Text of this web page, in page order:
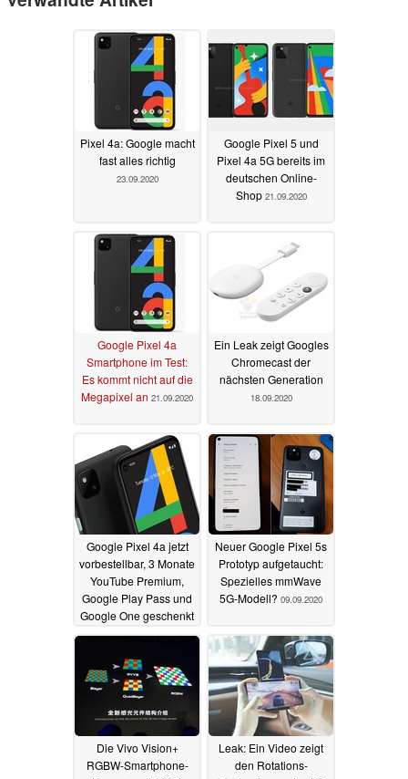
Pixel 4a: Google macht
fast alles richtig
23.09.2020
Google Pixel 5 und
Pixel 4a 5G bereits im
deutschen Online-
Shop 21.09.2020
Google Pixel 4a
Smartphone im Test:
Es kommt nicht auf die
Megapixel an 21.09.2020
Ein Leak zeigt Googles
Chromecast der
nächsten Generation
18.09.2020
Google Pixel 4a jetzt
vorbestellbar, 3 Monate
YouTube Premium,
Google Play Pass und
Google One geschenkt
11.09.2020
Neuer Google Pixel 5s
Prototyp aufgetaucht:
Spezielles mmWave
5G-Modell? 09.09.2020
Die Vivo Vision+
RGBW-Smartphone-
Leak: Ein Video zeigt
den Rotations-